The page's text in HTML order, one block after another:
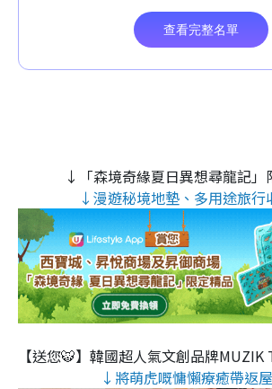
↓「森境奇緣夏日異想尋龍記」
↓漫遊秘境地墊、多用途旅行
【送您🐯】韓國超人氣文創品牌MUZIK
↓將萌虎嘅慵懶療癒帶返